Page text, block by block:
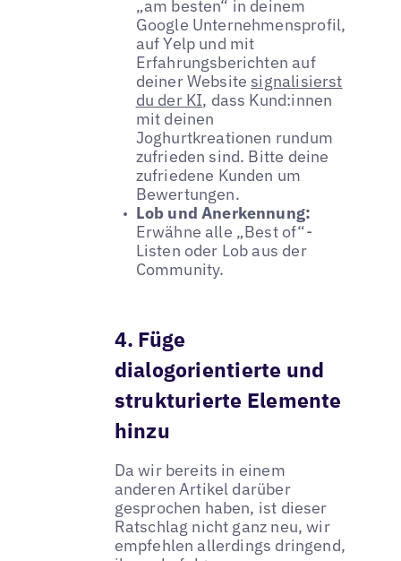
„am besten“ in deinem
Google Unternehmensprofil,
auf Yelp und mit
Erfahrungsberichten auf
deiner Website signalisierst
du der KI, dass Kund:innen
mit deinen
Joghurtkreationen rundum
zufrieden sind. Bitte deine
zufriedene Kunden um
Bewertungen.
Lob und Anerkennung:
Erwähne alle „Best of“-
Listen oder Lob aus der
Community.
4. Füge
dialogorientierte und
strukturierte Elemente
hinzu
Da wir bereits in einem
anderen Artikel darüber
gesprochen haben, ist dieser
Ratschlag nicht ganz neu, wir
empfehlen allerdings dringend,